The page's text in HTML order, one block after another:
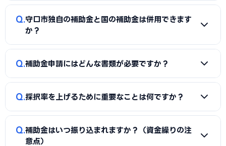
投資補助金」に加え、守口市独自の補助金・助成金が活用で
きます。詳しくは本記事の「守口市独自の補助金制度」「国
の主要補助金」の各セクションをご覧ください。
A
一般的に「着手金（無料〜数万円）＋成功報酬（採択額
の10〜15%程度）」の体系が多く、完全成功報酬型の事務所
約前に見積もりと報酬条件を必ず確認しましょう。当サイト
では守口市に対応した実績豊富な専門家を無料でご紹介して
Q 守口市独自の補助金と国の補助金は併用できます
か？
A
同一経費への重複申請はできませんが、対象経費を「設備
金）」のように分けることで、異なる経費項目について両方
を活用できるケースがあります。経費按分の計画は事前に専門
Q 補助金申請にはどんな書類が必要ですか？
A
一般的に、事業計画書、見積書、決算書（直近2期分）、
類（賃上げ表明・事業継続力強化計画の認定等）も求められ
ます。申請代行ではこれらの書類整備と不備チェックを代行
し、差し戻しによる遅延を防ぎます。
Q 採択率を上げるために重要なことは何ですか？
A
①公募要領の加点項目を漏れなく満たすこと、②課題・解
決策・効果を定量的（数値）で示すこと、③事業の革新性と
Q 補助金はいつ振り込まれますか？（資金繰りの注
意点）